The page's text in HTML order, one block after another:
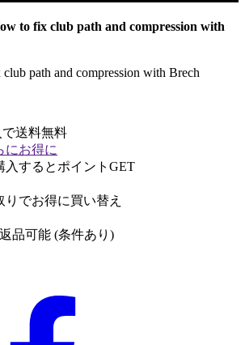
to fix club path and compression with
path and compression with Brech
で送料無料
にお得に
入するとポイントGET
でお得に買い替え
品可能 (条件あり)